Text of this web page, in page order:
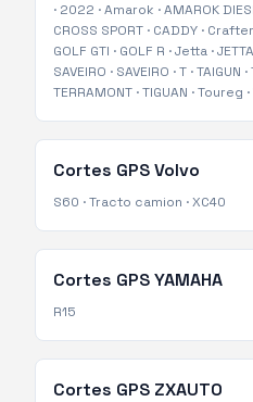
· 2022 ·Amarok ·AMAROK
CROSS SPORT · CADDY · Crafter
GOLF GTI · GOLF R ·Jetta ·
SAVEIRO · SAVEIRO ·T ·TAIGUN ·
TERRAMONT ·TIGUAN ·Toureg ·
Cortes GPSVolvo
S60 ·Tracto camion ·XC40
Cortes GPSYAMAHA
R15
Cortes GPS ZXAUTO